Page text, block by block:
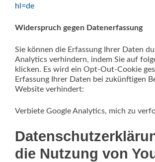
hl=de
Widerspruch gegen Datenerfassung
Sie können die Erfassung Ihrer Daten
Analytics verhindern, indem Sie auf
klicken. Es wird ein Opt-Out-Cookie
Erfassung Ihrer Daten bei zukünftigen
Website verhindert:
Verbiete Google Analytics, mich zu
die Nutzung von